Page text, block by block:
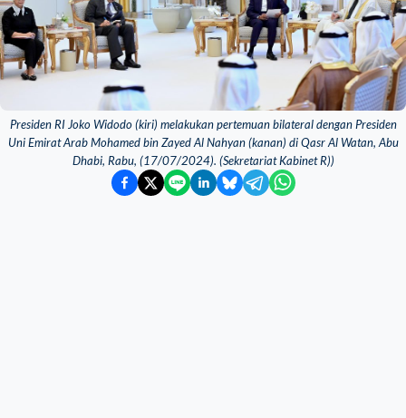
Presiden RI Joko Widodo (kiri) melakukan pertemuan bilateral dengan Presiden
Uni Emirat Arab Mohamed bin Zayed Al Nahyan (kanan) di Qasr Al Watan, Abu
Dhabi, Rabu, (17/07/2024). (Sekretariat Kabinet R))